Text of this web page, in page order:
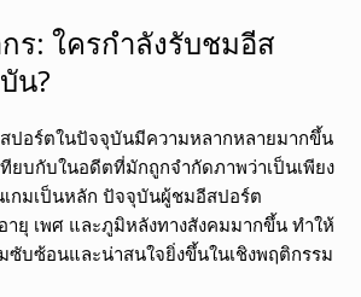
ร: ใครกำลังรับชมอีส
น?
ปอร์ตในปัจจุบันมีความหลากหลายมากขึ้น
ทียบกับในอดีตที่มักถูกจำกัดภาพว่าเป็นเพียง
กมเป็นหลัก ปัจจุบันผู้ชมอีสปอร์ต
ยุ เพศ และภูมิหลังทางสังคมมากขึ้น ทำให้
บซ้อนและน่าสนใจยิ่งขึ้นในเชิงพฤติกรรม